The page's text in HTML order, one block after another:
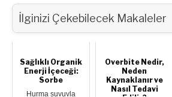
İlginizi Çekebilecek Makaleler
Sağlıklı Organik
Enerji İçeceği:
Sorbe
Hurma suyuyla
Overbite Nedir,
Neden
Kaynaklanır ve
Nasıl Tedavi